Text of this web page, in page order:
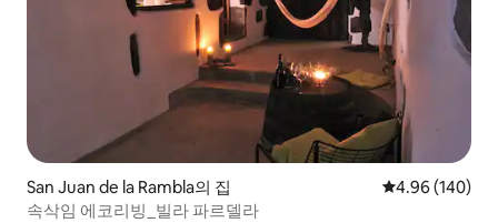
San Juan de la Rambla의 집 평점 4.96점(5
4.96 (140)
속삭임 에코리빙_빌라 파르델라